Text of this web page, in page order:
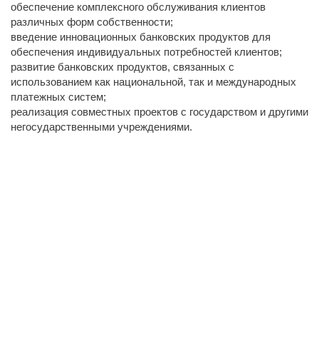
обеспечение комплексного обслуживания клиентов
различных форм собственности;
введение инновационных банковских продуктов для
обеспечения индивидуальных потребностей клиентов;
развитие банковских продуктов, связанных с
использованием как национальной, так и международных
платежных систем;
реализация совместных проектов с государством и другими
негосударственными учреждениями.